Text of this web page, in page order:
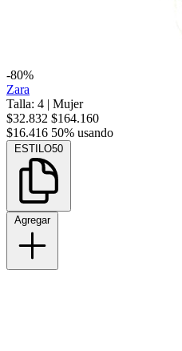
-80%
Zara
Talla: 4 | Mujer
$32.832 $164.160
$16.416 50% usando
ESTILO50
Agregar